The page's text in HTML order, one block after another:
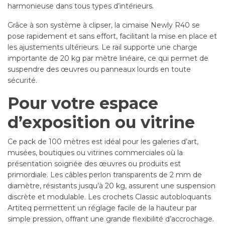
harmonieuse dans tous types d’intérieurs.
Grâce à son système à clipser, la cimaise Newly R40 se
pose rapidement et sans effort, facilitant la mise en place et
les ajustements ultérieurs. Le rail supporte une charge
importante de 20 kg par mètre linéaire, ce qui permet de
suspendre des œuvres ou panneaux lourds en toute
sécurité.
Pour votre espace
d’exposition ou vitrine
Ce pack de 100 mètres est idéal pour les galeries d’art,
musées, boutiques ou vitrines commerciales où la
présentation soignée des œuvres ou produits est
primordiale. Les câbles perlon transparents de 2 mm de
diamètre, résistants jusqu’à 20 kg, assurent une suspension
discrète et modulable. Les crochets Classic autobloquants
Artiteq permettent un réglage facile de la hauteur par
simple pression, offrant une grande flexibilité d’accrochage.